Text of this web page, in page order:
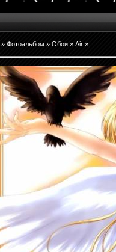
» Фотоальбом » Обои » Air »